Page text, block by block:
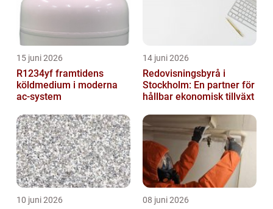
15 juni 2026
R1234yf framtidens
köldmedium i moderna
ac-system
14 juni 2026
Redovisningsbyrå i
Stockholm: En partner för
hållbar ekonomisk tillväxt
10 juni 2026 08 juni 2026